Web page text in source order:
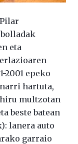
eta
2001 epeko
hartuta,
multzotan
beste batean
lanera auto
garraio